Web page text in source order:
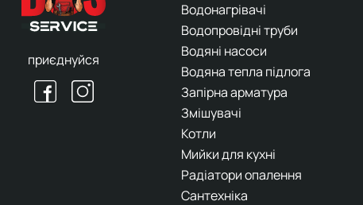
приєднуйся
Водонагрівачі
Водопровідні труби
Водяні насоси
Водяна тепла підлога
Запірна арматура
Змішувачі
Котли
Мийки для кухні
Радіатори опалення
Сантехніка